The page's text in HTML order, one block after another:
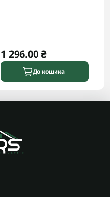
1 296.00 ₴
До кошика